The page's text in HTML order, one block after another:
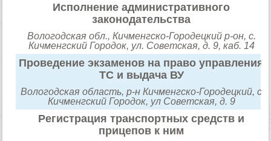
Исполнение административного
законодательства
Вологодская обл., Кичменгско-Городецкий р-он, с.
Кичменгский Городок, ул. Советская, д. 9, каб. 14
Проведение экзаменов на право управления
ТС и выдача ВУ
Вологодская область, р-н Кичменгско-Городецкий, с
Кичменгский Городок, ул Советская, д. 9
Регистрация транспортных средств и
прицепов к ним